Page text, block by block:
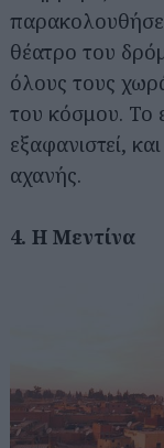
θέατρο του
όλους τους
του κόσμου. Το
εξαφανιστεί,
αχανής.
4. Η Μεντίνα